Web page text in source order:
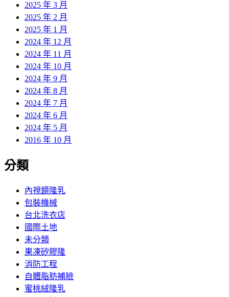
2025 年 3 月
2025 年 2 月
2025 年 1 月
2024 年 12 月
2024 年 11 月
2024 年 10 月
2024 年 9 月
2024 年 8 月
2024 年 7 月
2024 年 6 月
2024 年 5 月
2016 年 10 月
分類
內視鏡隆乳
包裝機械
台北洗衣店
國際土地
未分類
果凍矽膠隆
消防工程
自體脂肪補臉
蜜桃絨隆乳